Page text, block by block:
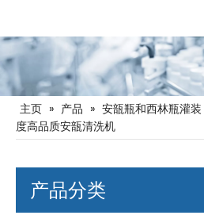
主页 » 产品 » 安瓿瓶和西林瓶灌装
度高品质安瓿清洗机
产品分类